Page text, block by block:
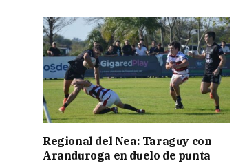
Regional del Nea: Taraguy con
Aranduroga en duelo de punta